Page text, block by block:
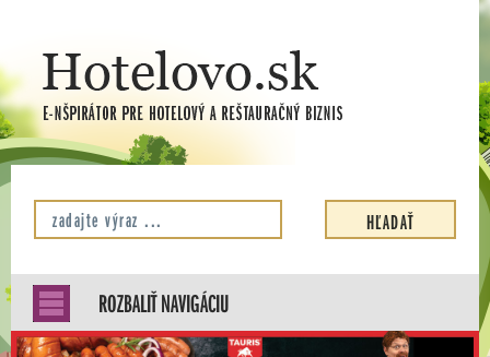
ROZBALIŤ NAVIGÁCIU